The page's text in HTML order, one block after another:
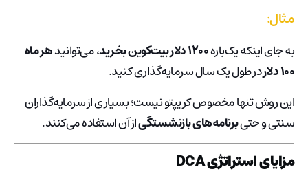
مثال:
به جای اینکه یک‌باره۱۲۰۰ دلار بیت‌کوین بخرید ، می‌توانیدهر ماه
۱۰۰ دلار
در طول یک سال سرمایه‌گذاری کنید.
این روش تنها مخصوص کریپتو نیست؛ بسیاری از سرمایه‌گذاران
سنتی و حتیبرنامه‌های بازنشستگیاز آن استفاده می‌کنند.
مزایای استراتژی DCA